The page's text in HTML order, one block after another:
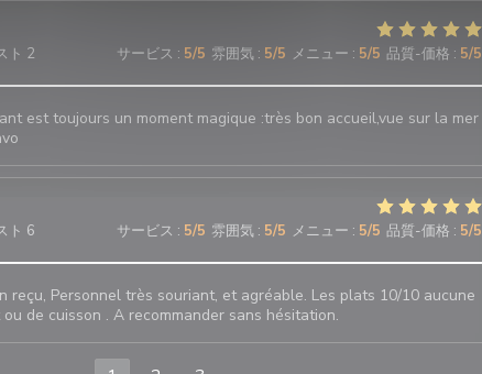
ト 2 サービス : 5/5 雰囲気: 5/5 メニュー : 5/5 品質-価格 : 5/5
est toujours un moment magique :très bon accueil,vue sur la mer
ト 6 サービス : 5/5 雰囲気: 5/5 メニュー : 5/5 品質-価格 : 5/5
reçu, Personnel très souriant, et agréable. Les plats 10/10 aucune
de cuisson . A recommander sans hésitation.